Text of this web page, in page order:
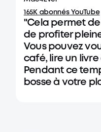
165K abonnés YouTube
"Cela permet
de profiter
Vous pouvez
café, lire un
Pendant ce
bosse à votre